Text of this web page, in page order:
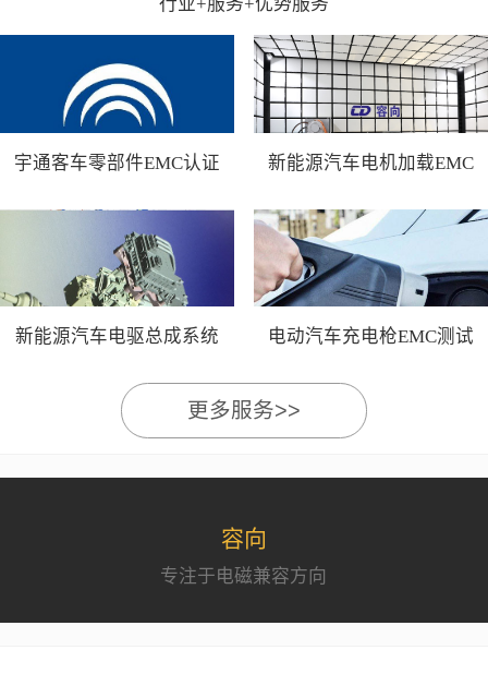
宇通客车零部件EMC认证
新能源汽车电机加载EMC
新能源汽车电驱总成系统
电动汽车充电枪EMC测试
更多服务>>
容向
专注于电磁兼容方向